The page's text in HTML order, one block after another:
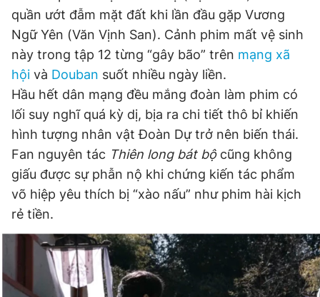
Đọc Thanh Niên trên điện thoại
Theo dõi báo trên
Hotline
0906 645 777
Liên hệ quảng cáo
0908 780 404
Đặt báo Quảng cáo RSS Tòa soạn Chính sách bảo
Tổng biên tập: Nguyễn Ngọc Toàn
Phó tổng biên tập thường trực: Hải Thành
Phó tổng biên tập: Lâm Hiếu Dũng
quần ướt đẫm mặt đất khi lần đầu gặp Vương
Ngữ Yên (Văn Vịnh San). Cảnh phim mất vệ sinh
này trong tập 12 từng “gây bão” trên mạng xã
hội và Douban suốt nhiều ngày liền.
Hầu hết dân mạng đều mắng đoàn làm phim có
lối suy nghĩ quá kỳ dị, bịa ra chi tiết thô bỉ khiến
hình tượng nhân vật Đoàn Dự trở nên biến thái.
Fan nguyên tác Thiên long bát bộcũng không
giấu được sự phẫn nộ khi chứng kiến tác phẩm
võ hiệp yêu thích bị “xào nấu” như phim hài kịch
rẻ tiền.